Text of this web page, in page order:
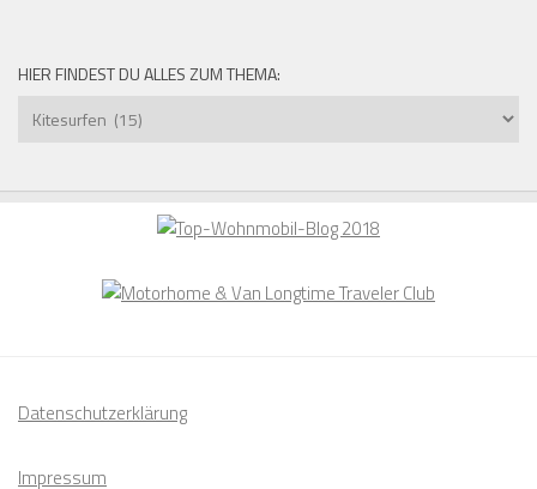
HIER FINDEST DU ALLES ZUM THEMA:
Hier
alles
Datenschutzerklärung
Impressum